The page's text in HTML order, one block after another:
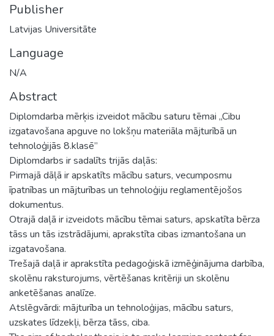
Publisher
Latvijas Universitāte
Language
N/A
Abstract
Diplomdarba mērķis izveidot mācību saturu tēmai „Cibu
izgatavošana apguve no lokšņu materiāla mājturībā un
tehnoloģijās 8.klasē”
Diplomdarbs ir sadalīts trijās daļās:
Pirmajā dāļā ir apskatīts mācību saturs, vecumposmu
īpatnības un mājturības un tehnoloģiju reglamentējošos
dokumentus.
Otrajā daļā ir izveidots mācību tēmai saturs, apskatīta bērza
tāss un tās izstrādājumi, aprakstīta cibas izmantošana un
izgatavošana.
Trešajā daļā ir aprakstīta pedagoģiskā izmēģinājuma darbība,
skolēnu raksturojums, vērtēšanas kritēriji un skolēnu
anketēšanas analīze.
Atslēgvārdi: mājturība un tehnoloģijas, mācību saturs,
uzskates līdzekļi, bērza tāss, ciba.